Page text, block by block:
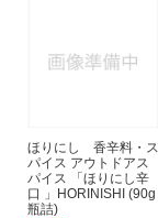
ほりにし 香辛料・ス
パイス アウトドアス
パイス 「ほりにし辛
口 」HORINISHI (90g
瓶詰)